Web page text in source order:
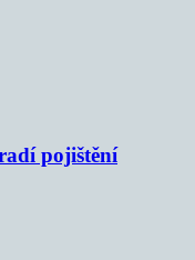
pojištění